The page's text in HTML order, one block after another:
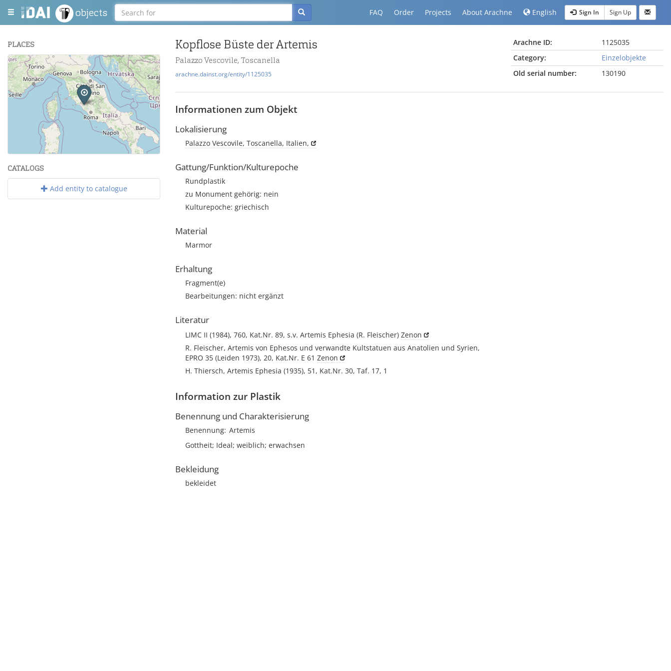
objects FAQ Order Projects About Arachne English Sign In Sign Up
PLACES
+
−
Leaflet OpenStreetMap.
CATALOGS
Add entity to catalogue
Kopflose Büste der Artemis
Palazzo Vescovile, Toscanella
arachne.dainst.org/entity/1125035
Arachne ID:
1125035
Category:
Einzelobjekte
Old serial number:
130190
Informationen zum Objekt
Lokalisierung
Palazzo Vescovile, Toscanella, Italien,
Gattung/Funktion/Kulturepoche
Rundplastik
zu Monument gehörig: nein
Kulturepoche: griechisch
Material
Marmor
Erhaltung
Fragment(e)
Bearbeitungen: nicht ergänzt
Literatur
LIMC II (1984), 760, Kat.Nr. 89, s.v. Artemis Ephesia (R. Fleischer) Zenon
R. Fleischer, Artemis von Ephesos und verwandte Kultstatuen aus Anatolien und Syrien,
EPRO 35 (Leiden 1973), 20, Kat.Nr. E 61 Zenon
H. Thiersch, Artemis Ephesia (1935), 51, Kat.Nr. 30, Taf. 17, 1
Information zur Plastik
Benennung und Charakterisierung
Benennung Artemis
Gottheit; Ideal; weiblich; erwachsen
Bekleidung
bekleidet